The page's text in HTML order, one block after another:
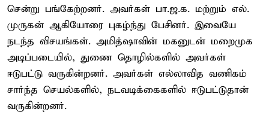
சென்று பங்கேற்றனர். அவர்கள் பா.ஜ.க. மற்றும் எல்.
முருகன் ஆகியோரை புகழ்ந்து பேசினர். இவையே
நடந்த விசயங்கள். அமித்ஷாவின் மகனுடன் மறைமுக
அடிப்படையில், துணை தொழில்களில் அவர்கள்
ஈடுபட்டு வருகின்றனர். அவர்கள் எல்லாவித வணிகம்
சார்ந்த செயல்களில், நடவடிக்கைகளில் ஈடுபட்டுதான்
வருகின்றனர்.